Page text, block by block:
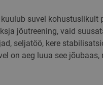
kuulub suvel kohustuslikult
jõutreening, vaid
seljatöö, kere
on aeg luua see jõubaas,